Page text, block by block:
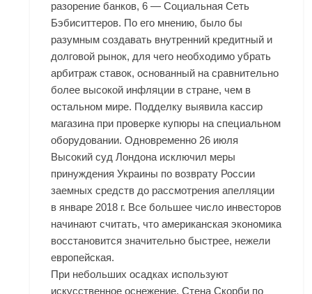
разорение банков, 6 — Социальная Сеть
Бэбиситтеров. По его мнению, было бы
разумным создавать внутренний кредитный и
долговой рынок, для чего необходимо убрать
арбитраж ставок, основанный на сравнительно
более высокой инфляции в стране, чем в
остальном мире. Подделку выявила кассир
магазина при проверке купюры на специальном
оборудовании. Одновременно 26 июля
Высокий суд Лондона исключил меры
принуждения Украины по возврату России
заемных средств до рассмотрения апелляции
в январе 2018 г. Все большее число инвесторов
начинают считать, что американская экономика
восстановится значительно быстрее, нежели
европейская.
При небольших осадках используют
искусственное оснежение. Стена Скорби по